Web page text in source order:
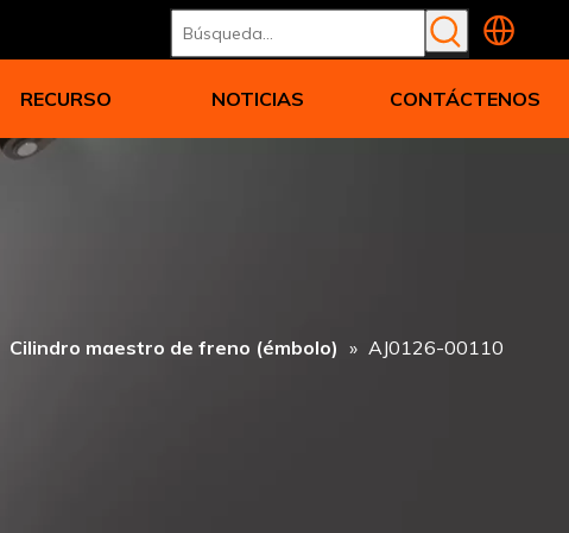
RECURSO NOTICIAS CONTÁCTENOS
Cilindro maestro de freno (émbolo) » AJ0126-00110